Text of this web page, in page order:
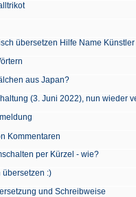
übersetzen Hilfe Name
aus Japan?
(3. Juni 2022), nun wieder
Kommentaren
per Kürzel - wie?
:)
und Schreibweise